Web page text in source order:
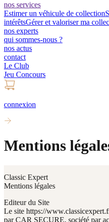
nos services
Estimer un véhicule de collection
intérêtsGérer et valoriser ma
nos experts
qui sommes-nous ?
nos actus
contact
Le Club
Jeu Concours
connexion
Mentions
Classic Expert
Mentions légales
Editeur du Site
Le site https://
par CAR SECURE, société par